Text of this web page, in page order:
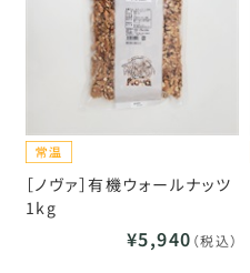
［ノヴァ］有機ウォールナッツ
1kg
¥5,940 （税込）